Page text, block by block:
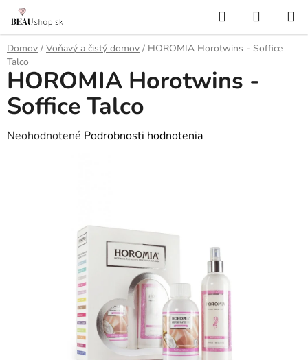
Prejsť
obsah
Hľadať
KOŠÍK
Domov / Voňavý a čistý domov / HOROMIA Horotwins - Soffice
Talco
HOROMIA Horotwins -
Soffice Talco
Priemerné
Neohodnotené Podrobnosti hodnotenia